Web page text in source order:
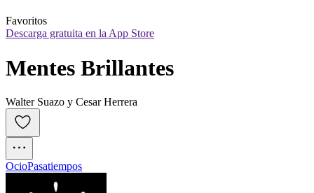
Favoritos
Descarga gratuita en la App Store
Mentes Brillantes
Walter Suazo y Cesar Herrera
OcioPasatiempos